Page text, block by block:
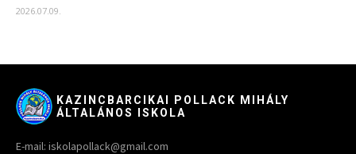
2026.07.09.
KAZINCBARCIKAI POLLACK MIHÁLY
ÁLTALÁNOS ISKOLA
E-mail: iskolapollack@gmail.com